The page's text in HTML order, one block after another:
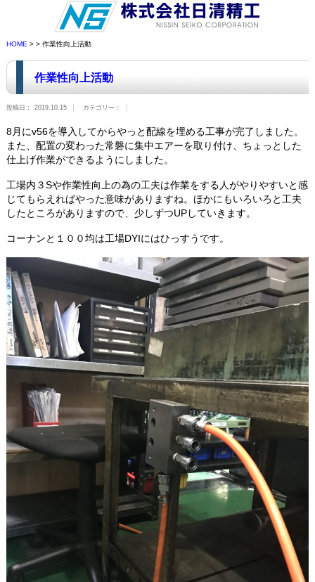
HOME > > 作業性向上活動
作業性向上活動
投稿日： 2019.10.15 カテゴリー：
8月にv56を導入してからやっと配線を埋める工事が完了しました。
また、配置の変わった常磐に集中エアーを取り付け、ちょっとした
仕上げ作業ができるようにしました。
工場内３Sや作業性向上の為の工夫は作業をする人がやりやすいと感
じてもらえればやった意味がありますね。ほかにもいろいろと工夫
したところがありますので、少しずつUPしていきます。
コーナンと１００均は工場DYIにはひっすうです。